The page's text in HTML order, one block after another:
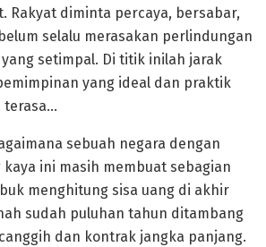
Rakyat diminta percaya, bersabar,
selalu merasakan perlindungan
setimpal. Di titik inilah jarak
yang ideal dan praktik
terasa…
sebuah negara dengan
ini masih membuat sebagian
menghitung sisa uang di akhir
sudah puluhan tahun ditambang
dan kontrak jangka panjang.